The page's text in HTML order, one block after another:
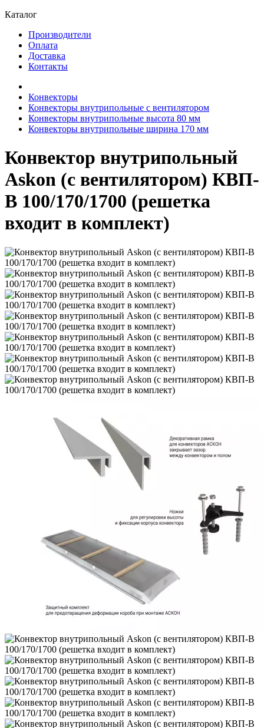
Каталог
Производители
Оплата
Доставка
Контакты
Конвекторы
Конвекторы внутрипольные с вентилятором
Конвекторы внутрипольные высота 80 мм
Конвекторы внутрипольные ширина 170 мм
Конвектор внутрипольный
Askon (с вентилятором) КВП-
В 100/170/1700 (решетка
входит в комплект)